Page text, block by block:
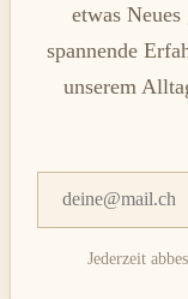
etwas
spannende
unserem
Jederzeit